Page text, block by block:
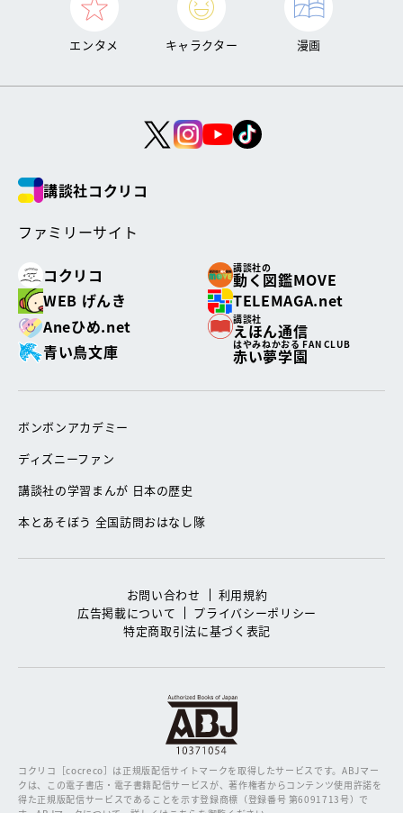
エンタメ キャラクター 漫画
講談社コクリコ
ファミリーサイト
コクリコ
講談社の
動く図鑑MOVE
WEB げんき
TELEMAGA.net
Aneひめ.net
講談社
えほん通信
青い鳥文庫
はやみねかおる FAN CLUB
赤い夢学園
ボンボンアカデミー
ディズニーファン
講談社の学習まんが 日本の歴史
本とあそぼう 全国訪問おはなし隊
お問い合わせ
利用規約
広告掲載について
プライバシーポリシー
特定商取引法に基づく表記
コクリコ［cocreco］は正規版配信サイトマークを取得したサービスです。ABJマー
クは、この電子書店・電子書籍配信サービスが、著作権者からコンテンツ使用許諾を
得た正規版配信サービスであることを示す登録商標（登録番号 第6091713号）で